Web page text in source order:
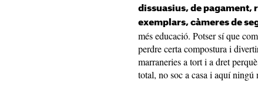
dissuasius, de pagament,
exemplars, càmeres de
més educació. Potser sí que
perdre certa compostura i
marraneries a tort i a dret
total, no soc a casa i aquí ningú